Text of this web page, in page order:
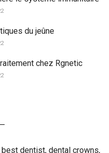
du jeûne
chez Rgnetic
best dentist, dental crowns,